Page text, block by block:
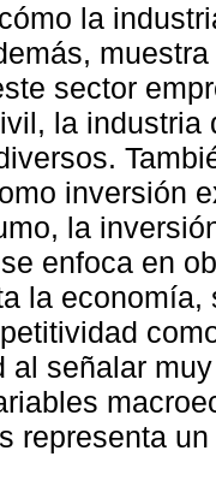
la
sector
la industria
inversión
la
enfoca en
la
al señalar
representa